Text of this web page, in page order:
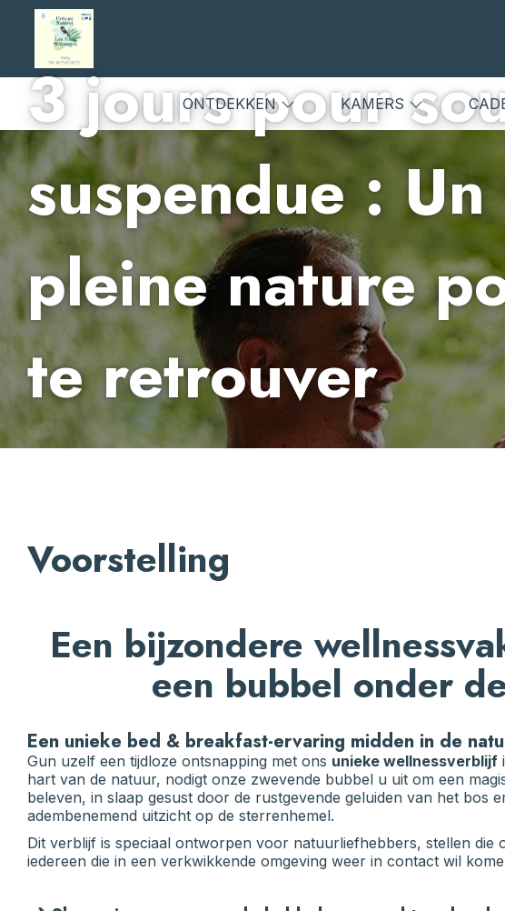
ONTDEKKEN KAMERS
3 jours pour
suspendue :
pleine nature
te retrouver
Voorstelling
Een bijzondere
een bubbel onder
Een unieke bed & breakfast-ervaring midden in de
Gun uzelf een tijdloze ontsnapping met ons unieke wellnessverblijf
hart van de natuur, nodigt onze zwevende bubbel u uit om een
beleven, in slaap gesust door de rustgevende geluiden van het bos
adembenemend uitzicht op de sterrenhemel.
Dit verblijf is speciaal ontworpen voor natuurliefhebbers, stellen die
iedereen die in een verkwikkende omgeving weer in contact wil